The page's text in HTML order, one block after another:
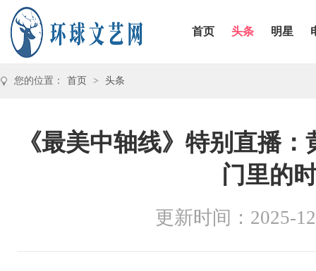
首页 头条 明星
您的位置： 首页 > 头条
《最美中轴线》特别直播
门里的
更新时间：2025-